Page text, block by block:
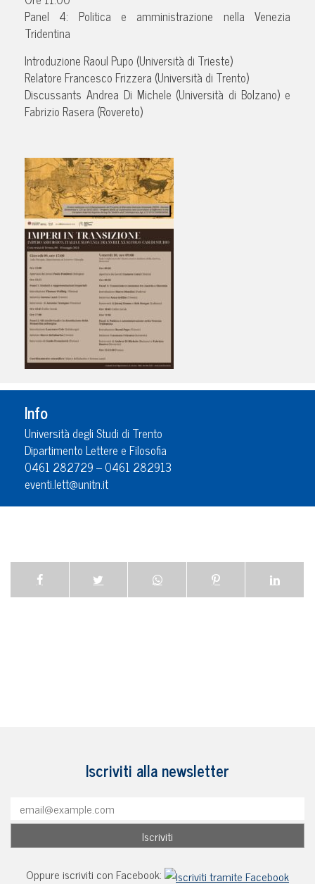
Panel 4: Politica e amministrazione nella Venezia
Tridentina
Introduzione Raoul Pupo (Università di Trieste)
Relatore Francesco Frizzera (Università di Trento)
Discussants Andrea Di Michele (Università di Bolzano) e
Fabrizio Rasera (Rovereto)
Info
Università degli Studi di Trento
Dipartimento Lettere e Filosofia
0461 282729 – 0461 282913
eventi.lett@unitn.it
Iscriviti alla newsletter
Oppure iscriviti con Facebook: